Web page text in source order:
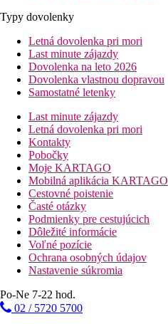
Typy dovolenky
Letná dovolenka pri mori
Last minute zájazdy
Dovolenka na leto 2026
Dovolenka vlastnou dopravou
Samostatné letenky
Last minute zájazdy
Letná dovolenka pri mori
Kontakty
Pobočky
Moje KARTAGO
Mobilná aplikácia KARTAGO
Cestovné poistenie
Časté otázky
Podmienky pre cestujúcich
Dôležité informácie
Voľné pozície
Ochrana osobných údajov
Nastavenie súkromia
Po-Ne 7-22 hod.
02 / 5720 5700